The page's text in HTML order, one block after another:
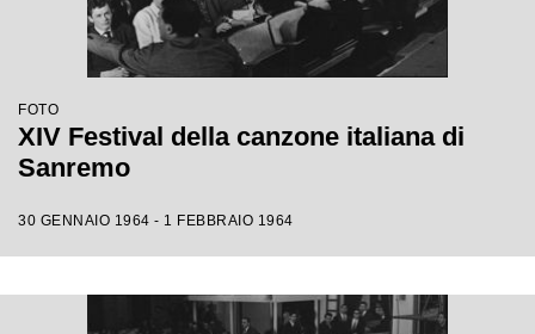
FOTO
XIV Festival della canzone italiana di
Sanremo
30 GENNAIO 1964 - 1 FEBBRAIO 1964